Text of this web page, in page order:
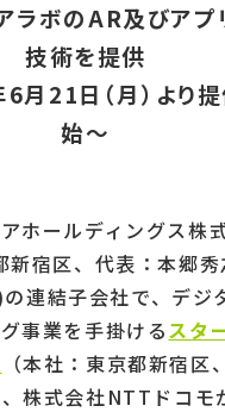
ラボのAR及びアプ
技術を提供
月21日（月）より
始〜
ホールディングス株
宿区、代表：本郷秀
連結子会社で、デジ
事業を手掛けるスタ
（本社：東京都新宿区
株式会社NTTドコモ